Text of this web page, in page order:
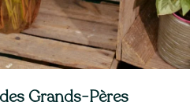
Grands-Pères